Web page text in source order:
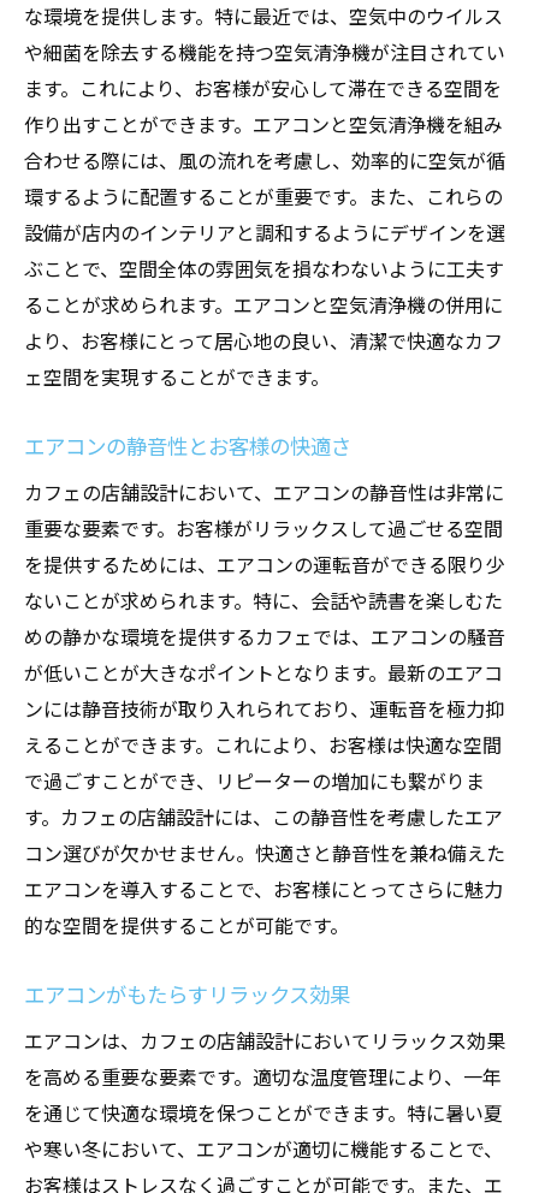
な環境を提供します。特に最近では、空気中のウイルス
や細菌を除去する機能を持つ空気清浄機が注目されてい
ます。これにより、お客様が安心して滞在できる空間を
作り出すことができます。エアコンと空気清浄機を組み
合わせる際には、風の流れを考慮し、効率的に空気が循
環するように配置することが重要です。また、これらの
設備が店内のインテリアと調和するようにデザインを選
ぶことで、空間全体の雰囲気を損なわないように工夫す
ることが求められます。エアコンと空気清浄機の併用に
より、お客様にとって居心地の良い、清潔で快適なカフ
ェ空間を実現することができます。
エアコンの静音性とお客様の快適さ
カフェの店舗設計において、エアコンの静音性は非常に
重要な要素です。お客様がリラックスして過ごせる空間
を提供するためには、エアコンの運転音ができる限り少
ないことが求められます。特に、会話や読書を楽しむた
めの静かな環境を提供するカフェでは、エアコンの騒音
が低いことが大きなポイントとなります。最新のエアコ
ンには静音技術が取り入れられており、運転音を極力抑
えることができます。これにより、お客様は快適な空間
で過ごすことができ、リピーターの増加にも繋がりま
す。カフェの店舗設計には、この静音性を考慮したエア
コン選びが欠かせません。快適さと静音性を兼ね備えた
エアコンを導入することで、お客様にとってさらに魅力
的な空間を提供することが可能です。
エアコンがもたらすリラックス効果
エアコンは、カフェの店舗設計においてリラックス効果
を高める重要な要素です。適切な温度管理により、一年
を通じて快適な環境を保つことができます。特に暑い夏
や寒い冬において、エアコンが適切に機能することで、
お客様はストレスなく過ごすことが可能です。また、エ